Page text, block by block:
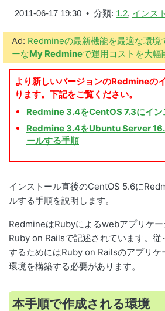
2011-06-17 19:30 • 分類: 1.2, インス
Ad: Redmineの最新機能を最適な環境
ーなMy Redmineで運用コストを大幅
より新しいバージョンのRedmineの
ります。下記をご覧ください。
Redmine 3.4をCentOS 7.3にイン
Redmine 3.4をUbuntu Server
ールする手順
インストール直後のCentOS 5.6に
ルする手順を説明します。
RedmineはRubyによるwebアプリケ
Ruby on Railsで記述されています。
するためにはRuby on Railsのアプリケ
環境を構築する必要があります。
本手順で作成される環境